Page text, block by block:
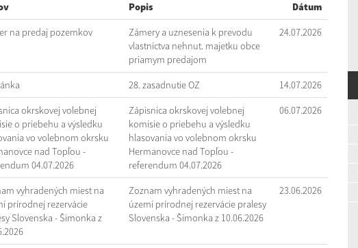
Popis Dátum
na predaj pozemkov
Zámery a uznesenia k prevodu
vlastníctva nehnut. majetku obce
priamym predajom
24.07.2026
28. zasadnutie OZ 14.07.2026
okrskovej volebnej
o priebehu a výsledku
vo volebnom okrsku
nad Topľou -
04.07.2026
Zápisnica okrskovej volebnej
komisie o priebehu a výsledku
hlasovania vo volebnom okrsku
Hermanovce nad Topľou -
referendum 04.07.2026
06.07.2026
vyhradených miest na
prírodnej rezervácie
Slovenska - Šimonka z
Zoznam vyhradených miest na
území prírodnej rezervácie pralesy
Slovenska - Šimonka z 10.06.2026
23.06.2026